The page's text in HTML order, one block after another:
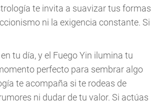
te invita a suavizar tus formas
ni la exigencia constante. Si
tu día, y el Fuego Yin ilumina tu
perfecto para sembrar algo
te acompaña si te rodeas de
ni dudar de tu valor. Si actúas